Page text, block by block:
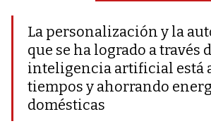
La personalización y la
que se ha logrado a través
inteligencia artificial está
tiempos y ahorrando
domésticas